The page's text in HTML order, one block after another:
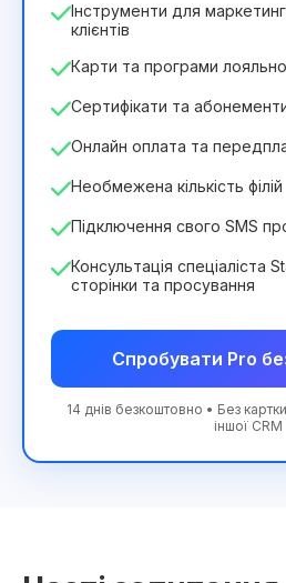
Інструменти для
клієнтів
Карти та програми
Сертифікати та
Онлайн оплата та
Необмежена кількість філій
Підключення свого SMS
Консультація спеціаліста
сторінки та просування
Спробувати Pro
14 днів безкоштовно • Без
іншої CRM